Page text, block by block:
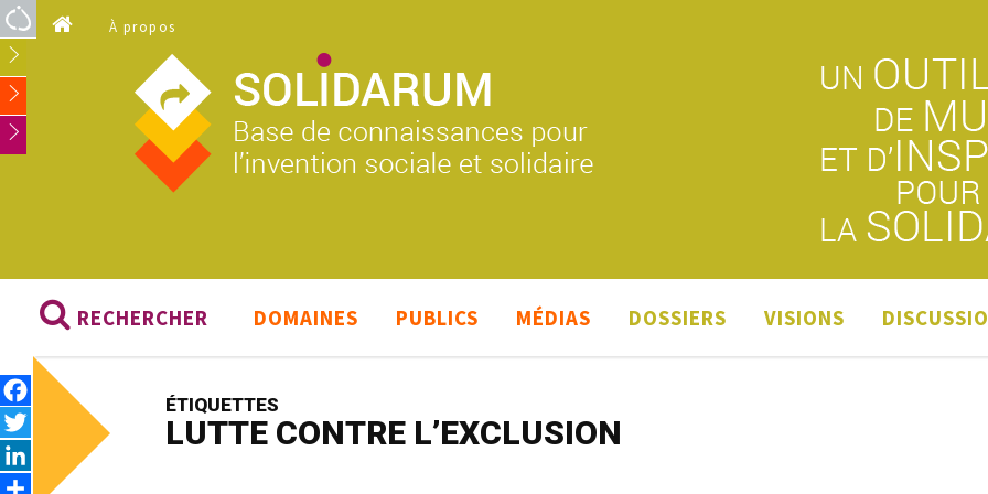
Aller au contenu principal
À propos
RECHERCHER DOMAINES PUBLICS MÉDIAS DOSSIERS VISIONS
Facebook
LinkedIn
Share
ÉTIQUETTES
LUTTE CONTRE L’EXCLUSION